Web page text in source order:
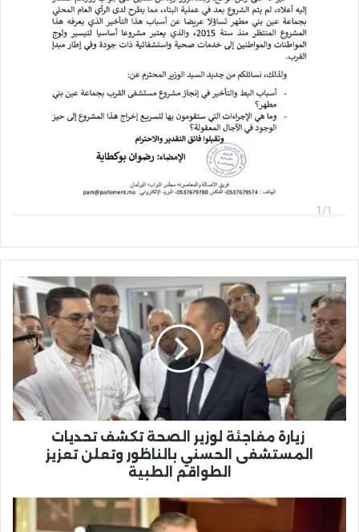
زيارة
مفاجئة
لوزير
الصحة
تكشف
تحديات
المستشفى
الحسني
بالناظور
زيارة مفاجئة لوزير الصحة تكشف تحديات
المستشفى الحسني بالناظور وتعلن تعزيز
الطواقم الطبية